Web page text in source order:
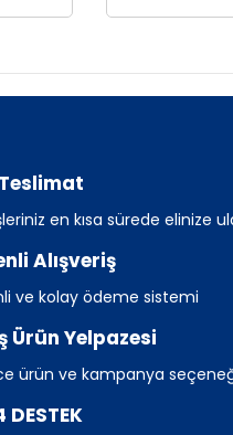
Teslimat
en kısa sürede elinize
Alışveriş
ve kolay ödeme sistemi
Ürün Yelpazesi
ürün ve kampanya
DESTEK